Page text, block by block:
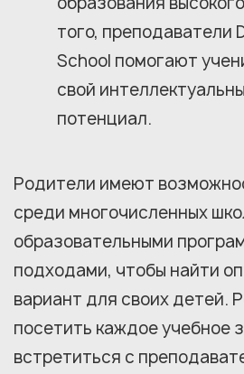
того, преподаватели
School помогают
свой
потенциал.
Родители имеют
среди многочисленных
образовательными
подходами, чтобы найти
вариант для своих детей.
посетить каждое учебное
встретиться с